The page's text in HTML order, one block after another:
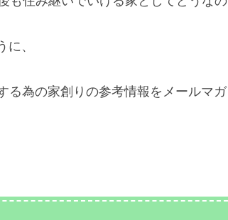
、
る為の家創りの参考情報をメールマガ